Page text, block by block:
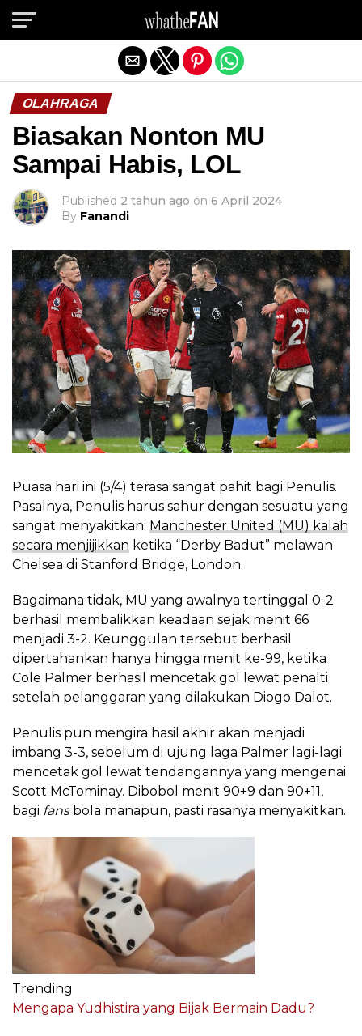
OLAHRAGA
Biasakan Nonton MU
Sampai Habis, LOL
Published 2 tahun ago on 6 April 2024
By Fanandi
Puasa hari ini (5/4) terasa sangat pahit bagi Penulis.
Pasalnya, Penulis harus sahur dengan sesuatu yang
sangat menyakitkan: Manchester United (MU) kalah
secara menjijikkan ketika “Derby Badut” melawan
Chelsea di Stanford Bridge, London.
Bagaimana tidak, MU yang awalnya tertinggal 0-2
berhasil membalikkan keadaan sejak menit 66
menjadi 3-2. Keunggulan tersebut berhasil
dipertahankan hanya hingga menit ke-99, ketika
Cole Palmer berhasil mencetak gol lewat penalti
setelah pelanggaran yang dilakukan Diogo Dalot.
Penulis pun mengira hasil akhir akan menjadi
imbang 3-3, sebelum di ujung laga Palmer lagi-lagi
mencetak gol lewat tendangannya yang mengenai
Scott McTominay. Dibobol menit 90+9 dan 90+11,
bagi fans bola manapun, pasti rasanya menyakitkan.
Trending
Mengapa Yudhistira yang Bijak Bermain Dadu?
Exit mobile version